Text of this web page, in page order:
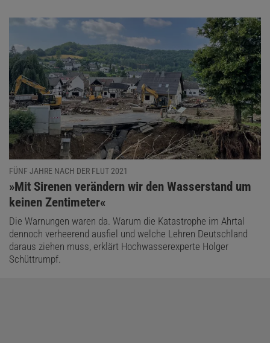
FÜNF JAHRE NACH DER FLUT 2021
:
»Mit Sirenen verändern wir den Wasserstand um
keinen Zentimeter«
Die Warnungen waren da. Warum die Katastrophe im Ahrtal
dennoch verheerend ausfiel und welche Lehren Deutschland
daraus ziehen muss, erklärt Hochwasserexperte Holger
Schüttrumpf.